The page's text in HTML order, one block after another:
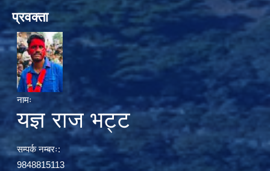
प्रवक्ता
नामः
यज्ञ राज भट्ट
सम्पर्क नम्बरः:
9848815113